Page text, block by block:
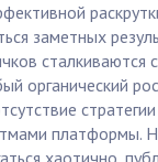
заметных
сталкиваются
органический
платформы.